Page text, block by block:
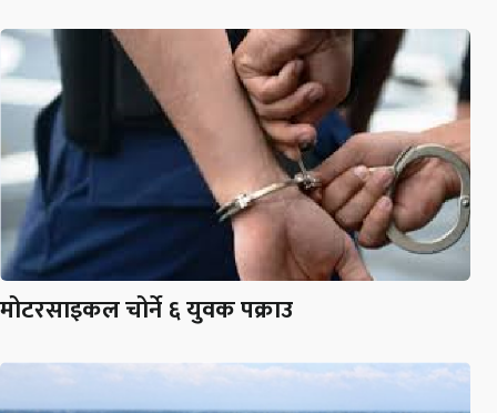
मोटरसाइकल चोर्ने ६ युवक पक्राउ